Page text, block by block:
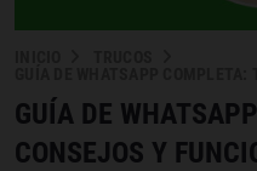
GUÍA DE
CONSEJOS Y